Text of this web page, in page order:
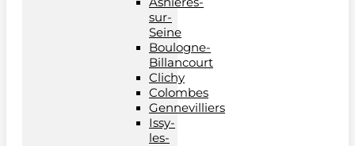
sur-
Seine
Boulogne-
Billancourt
Clichy
Colombes
Gennevilliers
Issy-
les-